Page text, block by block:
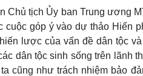
Chủ tịch Ủy ban Trung ương
cuộc góp ý vào dự thảo Hiến
lược của vấn đề dân tộc
dân tộc sinh sống trên lãnh
cũng như trách nhiệm bảo